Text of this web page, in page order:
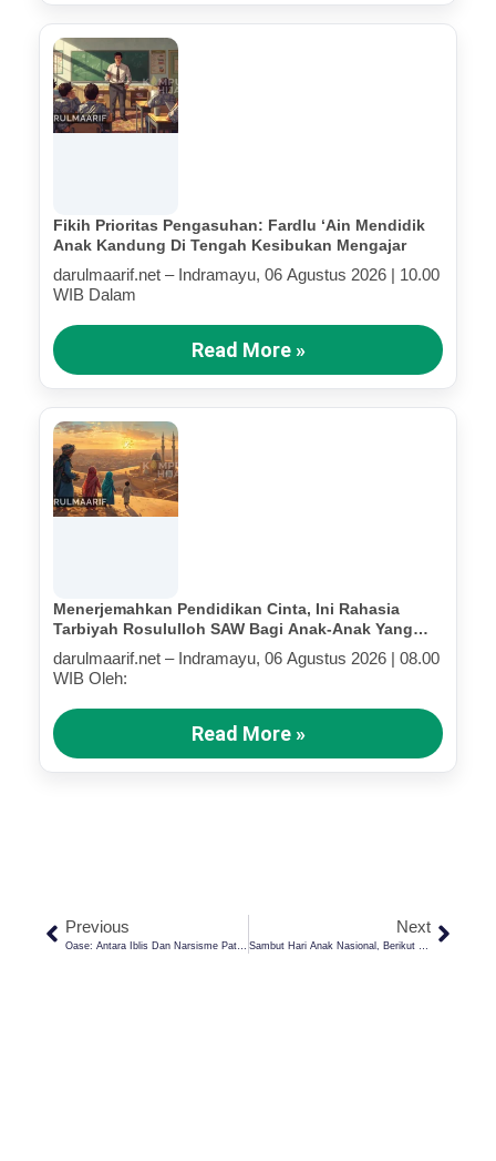
Fikih Prioritas Pengasuhan: Fardlu ‘Ain Mendidik
Anak Kandung Di Tengah Kesibukan Mengajar
darulmaarif.net – Indramayu, 06 Agustus 2026 | 10.00
WIB Dalam
Read More »
Menerjemahkan Pendidikan Cinta, Ini Rahasia
Tarbiyah Rosululloh SAW Bagi Anak-Anak Yang
Terluka (Bagian IV)
darulmaarif.net – Indramayu, 06 Agustus 2026 | 08.00
WIB Oleh:
Read More »
Previous Next